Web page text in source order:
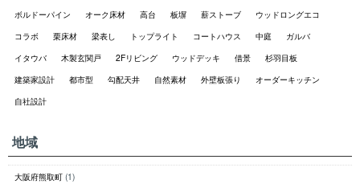
ボルドーパイン
オーク床材 高台 板塀 薪ストーブ
ウッドロングエコ
コラボ
栗床材 梁表し トップライト コートハウス 中庭
ガルバ
イタウバ
木製玄関戸 2Fリビング ウッドデッキ 借景
杉羽目板
建築家設計
都市型 勾配天井 自然素材 外壁板張り
オーダーキッチン
自社設計
地域
大阪府熊取町 (1)